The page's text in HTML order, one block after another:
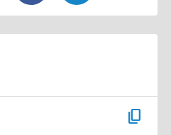
content_copy